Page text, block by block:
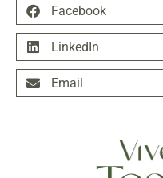
Facebook
LinkedIn
Email